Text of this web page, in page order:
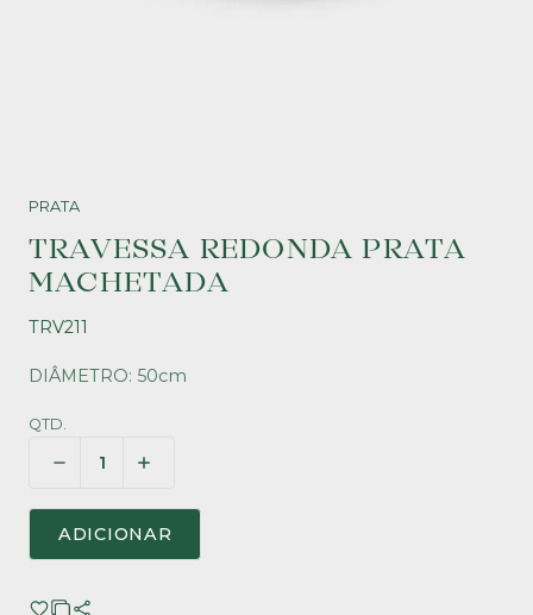
PRATA
TRAVESSA REDONDA PRATA
MACHETADA
TRV211
DIÂMETRO: 50cm
QTD.
ADICIONAR